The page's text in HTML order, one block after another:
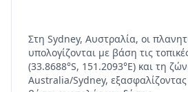
Στη Sydney, Αυστραλία, οι
υπολογίζονται με βάση τις
(33.8688°S, 151.2093°E) και τη
Australia/Sydney,